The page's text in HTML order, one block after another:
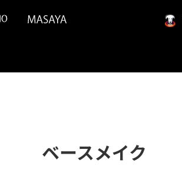
ベースメイク